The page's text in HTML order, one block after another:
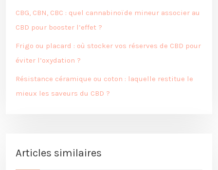
CBG, CBN, CBC : quel cannabinoïde mineur associer au
CBD pour booster l’effet ?
Frigo ou placard : où stocker vos réserves de CBD pour
éviter l’oxydation ?
Résistance céramique ou coton : laquelle restitue le
mieux les saveurs du CBD ?
Articles similaires